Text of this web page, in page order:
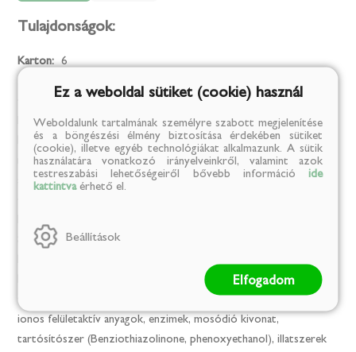
Tulajdonságok:
Karton: 6
Celsius fok között tárolandó. Tárolja 5°C felett és óvja nagy
hőhatástól!
Felhasználási információk: Használjon 1 kupak folyékony
mosódiót mosásonként (kb. 30 ml). Kemény víz, erősen
szennyezett textília esetén használjon dupla mennyiséget.
Származási ország: Magyarország
5-15% anionos felületaktív anyagok, <5% nem
ionos felületaktív anyagok, enzimek, mosódió kivonat,
tartósítószer (Benziothiazolinone, phenoxyethanol), illatszerek
Ez a weboldal sütiket (cookie) használ
Weboldalunk tartalmának személyre szabott megjelenítése
és a böngészési élmény biztosítása érdekében sütiket
(cookie), illetve egyéb technológiákat alkalmazunk. A sütik
használatára vonatkozó irányelveinkről, valamint azok
testreszabási lehetőségeiről bővebb információ ide
kattintvaérhető el.
Beállítások
Elfogadom